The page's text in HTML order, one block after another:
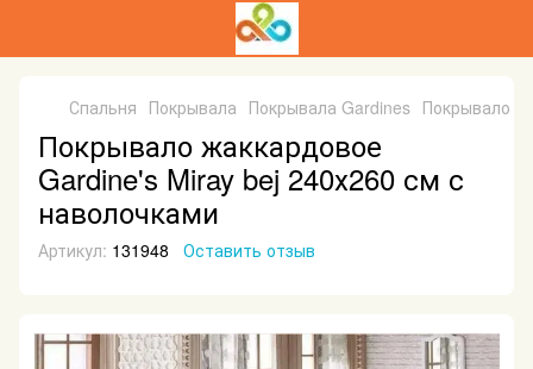
Спальня Покрывала Покрывала Gardines Покрывало
Покрывало жаккардовое
Gardine's Miray bej 240х260 см с
наволочками
Артикул: 131948 Оставить отзыв